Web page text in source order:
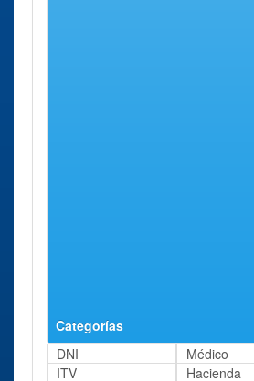
Categorías
DNI
Médico
ITV
Hacienda